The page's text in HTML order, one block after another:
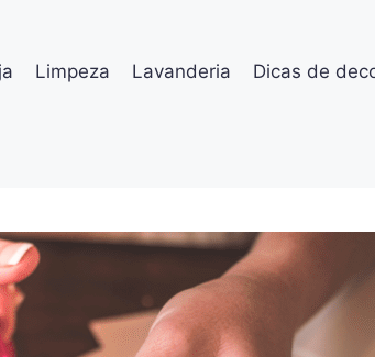
Limpeza Lavanderia Dicas de